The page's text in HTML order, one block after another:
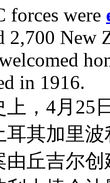
forces were
2,700 New
in 1916.
，4月25
耳其加里
由丘吉尔